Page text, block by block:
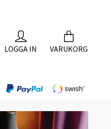
LOGGA IN VARUKORG